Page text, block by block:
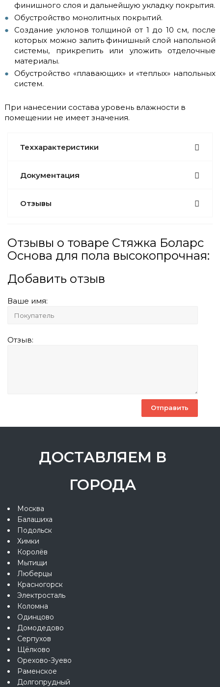
финишного слоя и дальнейшую укладку покрытия.
Обустройство монолитных покрытий.
Создание уклонов толщиной от 1 до 10 см, после
которых можно залить финишный слой напольной
системы, прикрепить или уложить отделочные
материалы.
Обустройство «плавающих» и «теплых» напольных
систем.
При нанесении состава уровень влажности в
помещении не имеет значения.
Теххарактеристики
Документация
Отзывы
Отзывы о товаре Стяжка Боларс
Основа для пола высокопрочная:
Добавить отзыв
Ваше имя:
Отзыв:
ДОСТАВЛЯЕМ В
ГОРОДА
Москва
Балашиха
Подольск
Химки
Королёв
Мытищи
Люберцы
Красногорск
Электросталь
Коломна
Одинцово
Домодедово
Серпухов
Щёлково
Орехово-Зуево
Раменское
Долгопрудный